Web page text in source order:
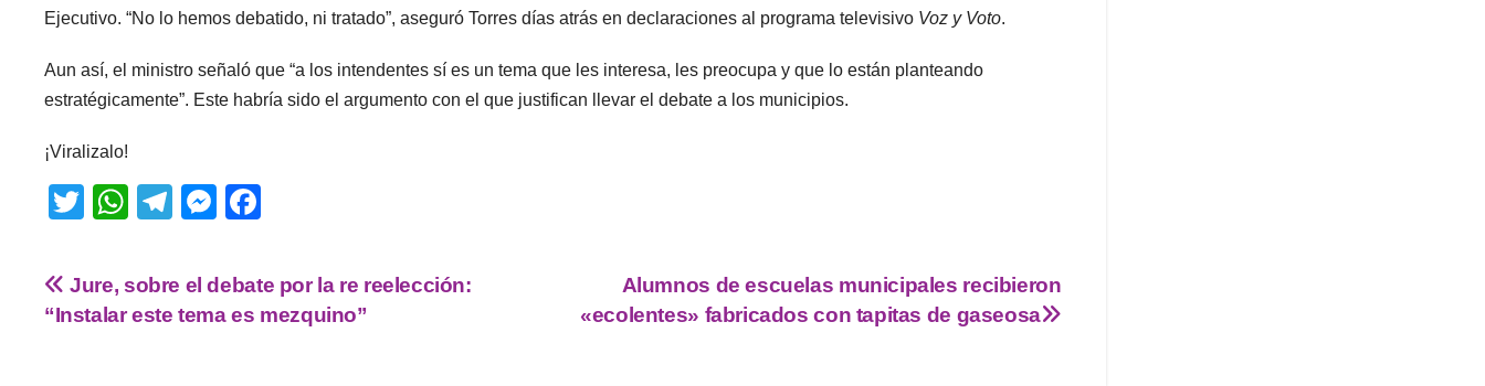
Ejecutivo. “No lo hemos debatido, ni tratado”, aseguró Torres días atrás en declaraciones al programa televisivo Voz y Voto.
Aun así, el ministro señaló que “a los intendentes sí es un tema que les interesa, les preocupa y que lo están planteando
estratégicamente”. Este habría sido el argumento con el que justifican llevar el debate a los municipios.
¡Viralizalo!
T
tt
er
W
at
s
T
e
gr
M
ss
e
c
e
Alumnos de escuelas municipales recibieron
«ecolentes» fabricados con tapitas de gaseosa
Jure, sobre el debate por la re reelección:
“Instalar este tema es mezquino”